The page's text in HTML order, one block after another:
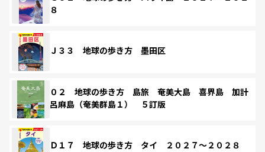
８
Ｊ３３ 地球の歩き方 墨田区
０２ 地球の歩き方 島旅 奄美大島 喜界島 加計
呂麻島（奄美群島１） ５訂版
Ｄ１７ 地球の歩き方 タイ ２０２７～２０２８